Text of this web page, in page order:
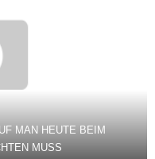
MAN HEUTE BEIM
MUSS